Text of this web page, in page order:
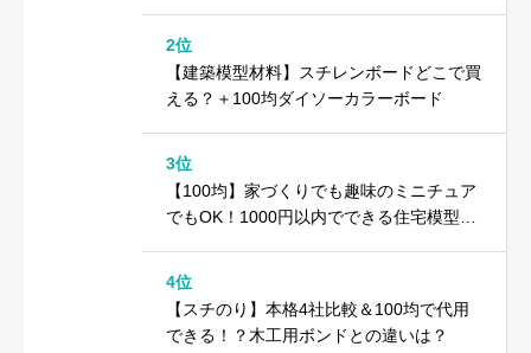
2位
【建築模型材料】スチレンボードどこで買
える？＋100均ダイソーカラーボード
3位
【100均】家づくりでも趣味のミニチュア
でもOK！1000円以内でできる住宅模型の
4位
【スチのり】本格4社比較＆100均で代用
できる！？木工用ボンドとの違いは？